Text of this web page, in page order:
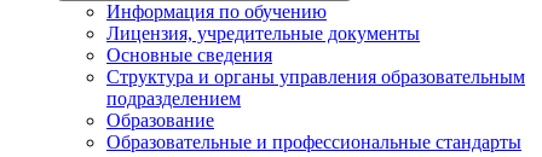
Информация по обучению
Лицензия, учредительные документы
Основные сведения
Структура и органы управления образовательным
подразделением
Образование
Образовательные и профессиональные стандарты